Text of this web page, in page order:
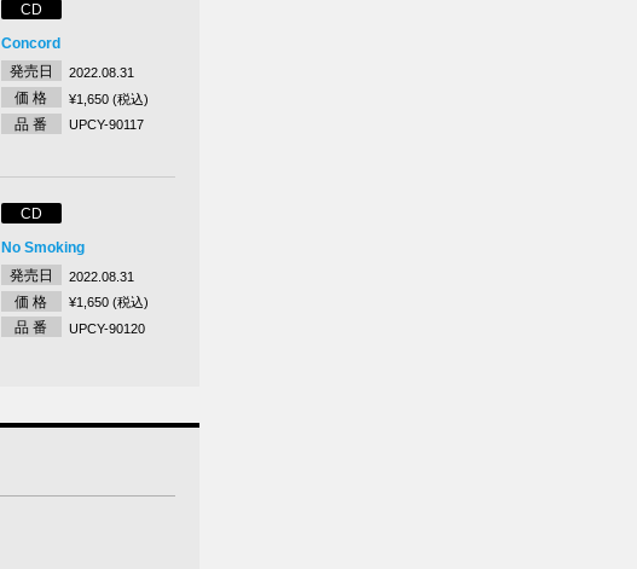
CD
Concord
発売日
2022.08.31
価 格 ¥1,650 (税込)
品 番 UPCY-90117
CD
No Smoking
発売日
2022.08.31
価 格 ¥1,650 (税込)
品 番 UPCY-90120